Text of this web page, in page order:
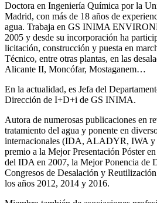
Doctora en Ingeniería Química por la
Madrid, con más de 18 años de
agua. Trabaja en GS INIMA
2005 y desde su incorporación ha
licitación, construcción y puesta en
Técnico, entre otras plantas, en las
Alicante II, Moncófar, Mostaganem…
En la actualidad, es Jefa del
Dirección de I+D+i de GS INIMA.
Autora de numerosas publicaciones en
tratamiento del agua y ponente en
internacionales (IDA, ALADYR, IWA y
premio a la Mejor Presentación Póster
del IDA en 2007, la Mejor Ponencia de
Congresos de Desalación y
los años 2012, 2014 y 2016.